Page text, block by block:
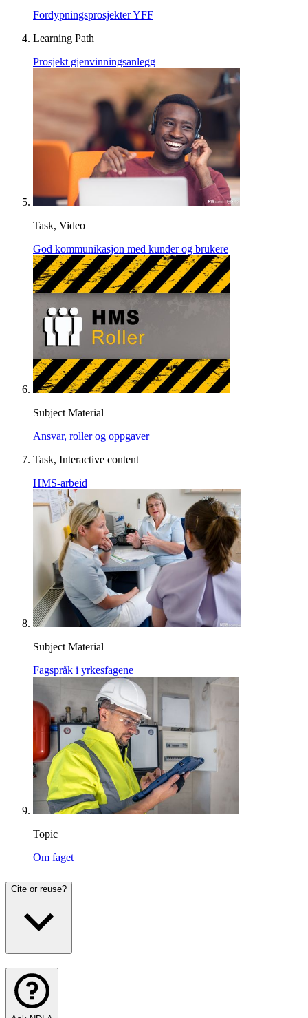
Fordypningsprosjekter YFF
Learning Path
Prosjekt gjenvinningsanlegg
Task, Video
God kommunikasjon med kunder og brukere
Subject Material
Ansvar, roller og oppgaver
Task, Interactive content
HMS-arbeid
Subject Material
Fagspråk i yrkesfagene
Topic
Om faget
Cite or reuse?